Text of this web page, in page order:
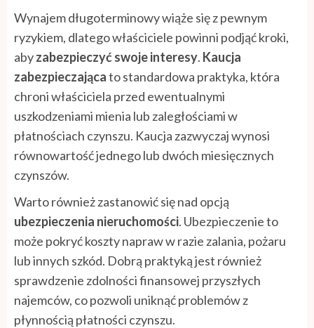
Wynajem długoterminowy wiąże się z pewnym
ryzykiem, dlatego właściciele powinni podjąć kroki,
abyzabezpieczyć swoje interesy. Kaucja
zabezpieczającato standardowa praktyka, która
chroni właściciela przed ewentualnymi
uszkodzeniami mienia lub zaległościami w
płatnościach czynszu. Kaucja zazwyczaj wynosi
równowartość jednego lub dwóch miesięcznych
czynszów.
Warto również zastanowić się nad opcją
ubezpieczenia nieruchomości. Ubezpieczenie to
może pokryć koszty napraw w razie zalania, pożaru
lub innych szkód. Dobrą praktyką jest również
sprawdzenie zdolności finansowej przyszłych
najemców, co pozwoli uniknąć problemów z
płynnością płatności czynszu.